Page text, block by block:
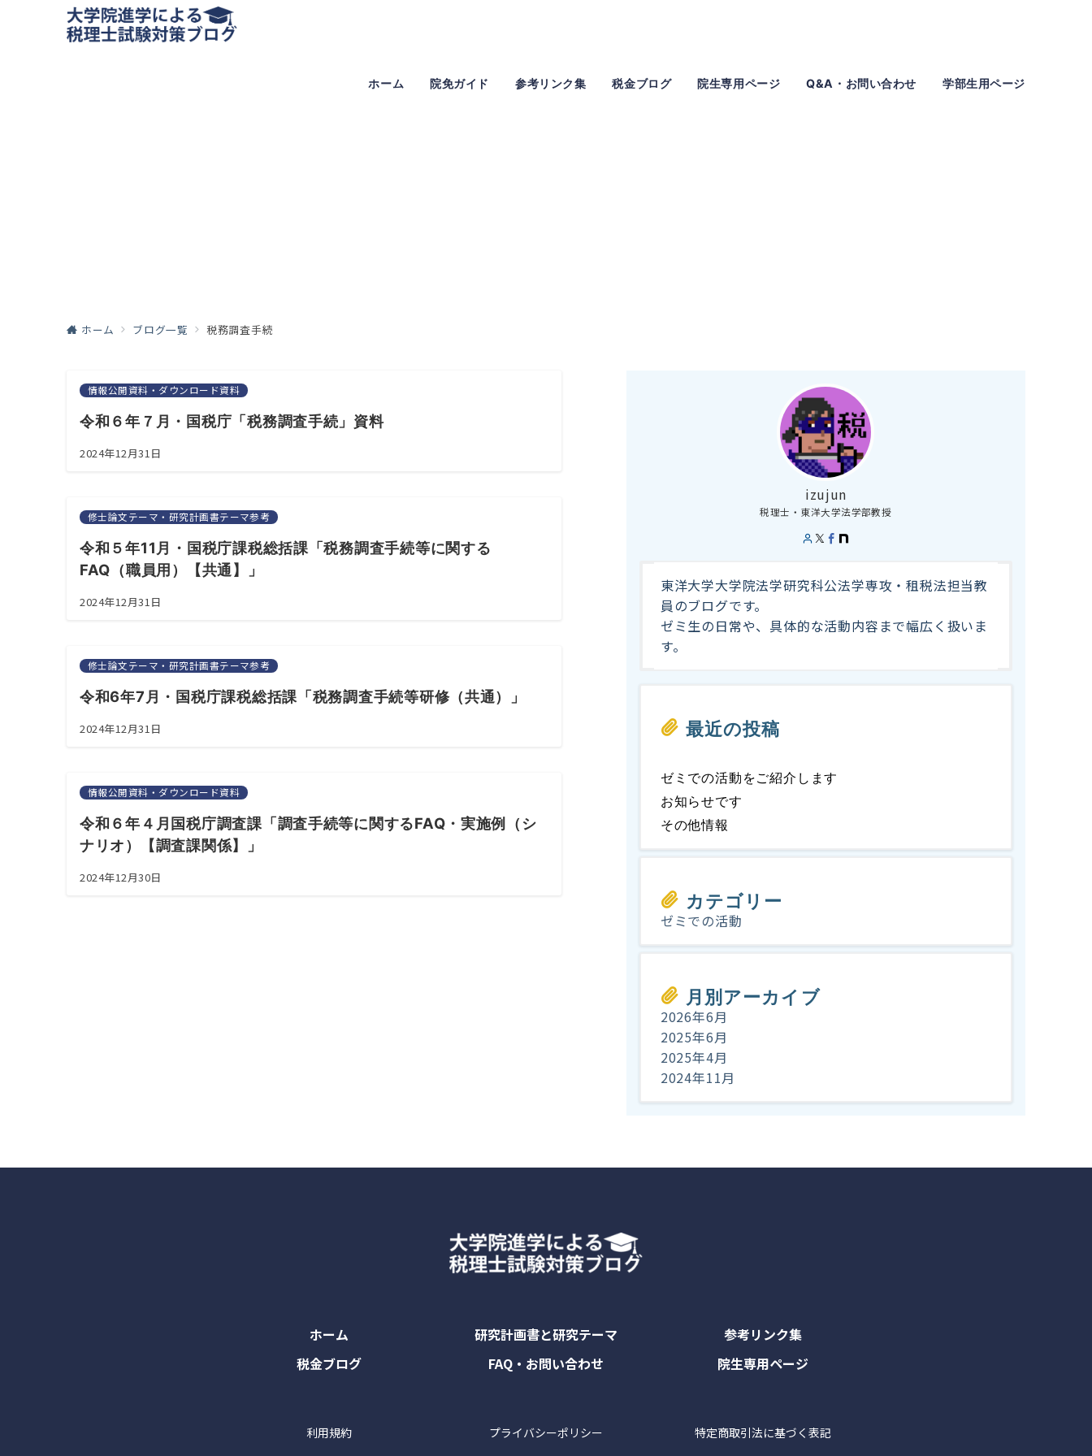
ホーム 院免ガイド 参考リンク集 税金ブログ 院生専用ページ Q&A・お問い合わせ 学部生用ページ
ホーム ブログ一覧 税務調査手続
情報公開資料・ダウンロード資料
令和６年７月・国税庁「税務調査手続」資料
2024年12月31日
修士論文テーマ・研究計画書テーマ参考
令和５年11月・国税庁課税総括課「税務調査手続等に関する
FAQ（職員用）【共通】」
2024年12月31日
修士論文テーマ・研究計画書テーマ参考
令和6年7月・国税庁課税総括課「税務調査手続等研修（共通）」
2024年12月31日
情報公開資料・ダウンロード資料
令和６年４月国税庁調査課「調査手続等に関するFAQ・実施例（シ
ナリオ）【調査課関係】」
2024年12月30日
izujun
税理士・東洋大学法学部教授
東洋大学大学院法学研究科公法学専攻・租税法担当教
員のブログです。
ゼミ生の日常や、具体的な活動内容まで幅広く扱いま
す。
最近の投稿
ゼミでの活動をご紹介します
お知らせです
その他情報
カテゴリー
ゼミでの活動
月別アーカイブ
2026年6月
2025年6月
2025年4月
2024年11月
ホーム 研究計画書と研究テーマ
参考リンク集
税金ブログ
FAQ・お問い合わせ 院生専用ページ
利用規約 プライバシーポリシー 特定商取引法に基づく表記